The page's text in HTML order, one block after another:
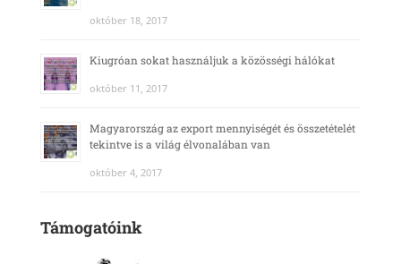
október 18, 2017
Kiugróan sokat használjuk a közösségi hálókat
október 11, 2017
Magyarország az export mennyiségét és összetételét
tekintve is a világ élvonalában van
október 4, 2017
Támogatóink